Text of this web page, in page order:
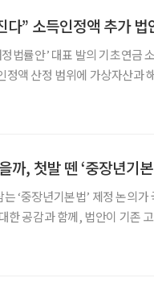
” 소득인정액 추가 법
법률안’ 대표 발의 기초연금
까, 첫발 뗀 ‘중장년기본
‘중장년기본법’ 제정 논의가
한 공감과 함께, 법안이 기존